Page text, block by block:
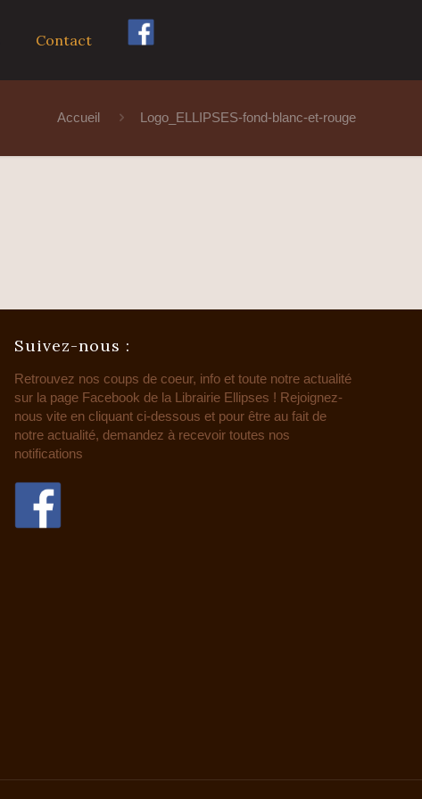
Contact
Accueil Logo_ELLIPSES-fond-blanc-et-rouge
Suivez-nous :
Retrouvez nos coups de coeur, info et toute notre actualité
sur la page Facebook de la Librairie Ellipses ! Rejoignez-
nous vite en cliquant ci-dessous et pour être au fait de
notre actualité, demandez à recevoir toutes nos
notifications